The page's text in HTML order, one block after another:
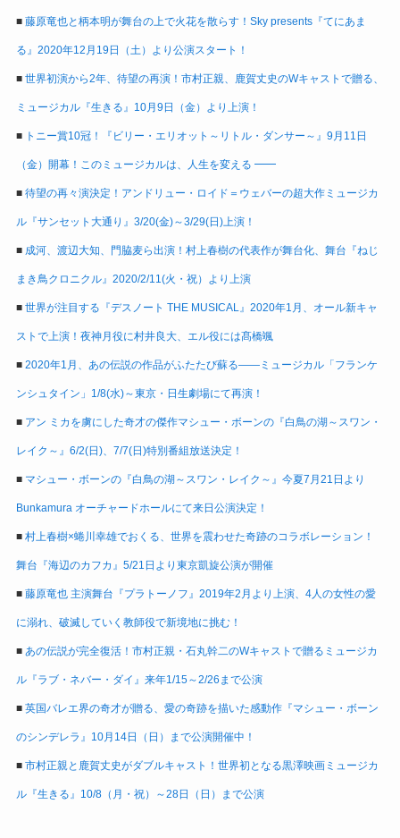
■ 藤原竜也と柄本明が舞台の上で火花を散らす！Sky presents『てにあま
る』2020年12月19日（土）より公演スタート！
■ 世界初演から2年、待望の再演！市村正親、鹿賀丈史のWキャストで贈る、
ミュージカル『生きる』10月9日（金）より上演！
■ トニー賞10冠！『ビリー・エリオット～リトル・ダンサー～』9月11日
（金）開幕！このミュージカルは、人生を変える ━━
■ 待望の再々演決定！アンドリュー・ロイド＝ウェバーの超大作ミュージカ
ル『サンセット大通り』3/20(金)～3/29(日)上演！
■ 成河、渡辺大知、門脇麦ら出演！村上春樹の代表作が舞台化、舞台『ねじ
まき鳥クロニクル』2020/2/11(火・祝）より上演
■ 世界が注目する『デスノート THE MUSICAL』2020年1月、オール新キャ
ストで上演！夜神月役に村井良大、エル役には髙橋颯
■ 2020年1月、あの伝説の作品がふたたび蘇る――ミュージカル「フランケ
ンシュタイン」1/8(水)～東京・日生劇場にて再演！
■ アン ミカを虜にした奇才の傑作マシュー・ボーンの『白鳥の湖～スワン・
レイク～』6/2(日)、7/7(日)特別番組放送決定！
■ マシュー・ボーンの『白鳥の湖～スワン・レイク～』今夏7月21日より
Bunkamura オーチャードホールにて来日公演決定！
■ 村上春樹×蜷川幸雄でおくる、世界を震わせた奇跡のコラボレーション！
舞台『海辺のカフカ』5/21日より東京凱旋公演が開催
■ 藤原竜也 主演舞台『プラトーノフ』2019年2月より上演、4人の女性の愛
に溺れ、破滅していく教師役で新境地に挑む！
■ あの伝説が完全復活！市村正親・石丸幹二のWキャストで贈るミュージカ
ル『ラブ・ネバー・ダイ』来年1/15～2/26まで公演
■ 英国バレエ界の奇才が贈る、愛の奇跡を描いた感動作『マシュー・ボーン
のシンデレラ』10月14日（日）まで公演開催中！
■ 市村正親と鹿賀丈史がダブルキャスト！世界初となる黒澤映画ミュージカ
ル『生きる』10/8（月・祝）～28日（日）まで公演